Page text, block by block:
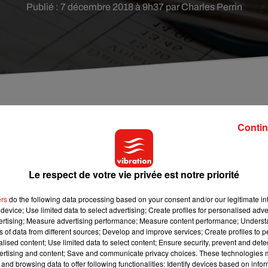
Publié : 7 décembre 2018 à 9h37 par Charles Perrin
de 7,2 millions d'euros aux centres
hospitaliers de la région, a décidé d’accorder
par
1 million d’euros pour le centre hospitalier de Bourges.
Dreux.
Le Blanc.
Le respect de votre vie privée est notre priorité
do the following data processing based on your consent and/or our legitimate
Use limited data to select advertising; Create profiles for personalised
Measure advertising performance; Measure content performance;
of data from different sources; Develop and improve services; Create profiles to
content; Use limited data to select content; Ensure security, prevent and
and content; Save and communicate privacy choices. These technologies
browsing data to offer following functionalities: Identify devices based on